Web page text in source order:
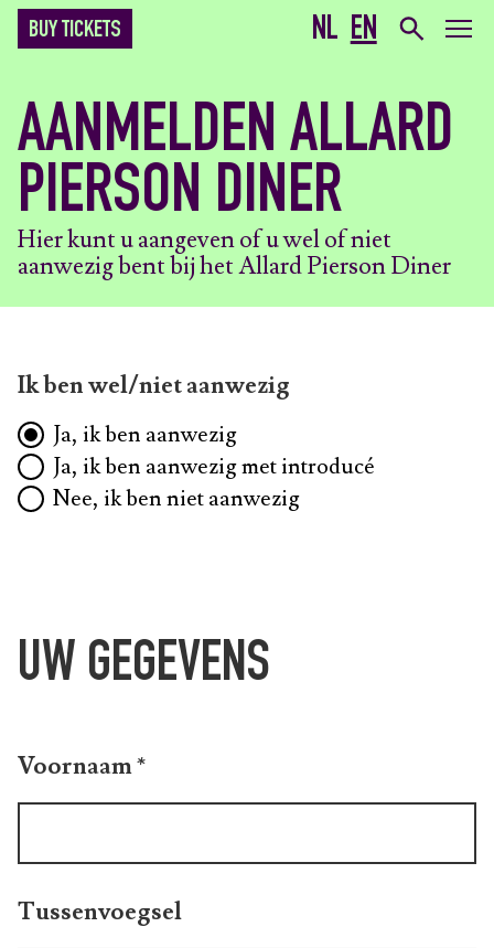
NL EN
BUY TICKETS
AANMELDEN ALLARD
PIERSON DINER
Hier kunt u aangeven of u wel of niet
aanwezig bent bij het Allard Pierson Diner
Ik ben wel/niet aanwezig
Ja, ik ben aanwezig
Ja, ik ben aanwezig met introducé
Nee, ik ben niet aanwezig
UW GEGEVENS
Voornaam*
Tussenvoegsel